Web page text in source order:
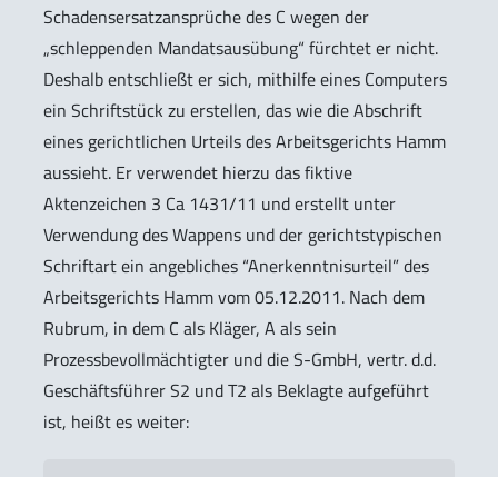
Schadensersatzansprüche des C wegen der
„schleppenden Mandatsausübung“ fürchtet er nicht.
Deshalb entschließt er sich, mithilfe eines Computers
ein Schriftstück zu erstellen, das wie die Abschrift
eines gerichtlichen Urteils des Arbeitsgerichts Hamm
aussieht. Er verwendet hierzu das fiktive
Aktenzeichen 3 Ca 1431/11 und erstellt unter
Verwendung des Wappens und der gerichtstypischen
Schriftart ein angebliches “Anerkenntnisurteil” des
Arbeitsgerichts Hamm vom 05.12.2011. Nach dem
Rubrum, in dem C als Kläger, A als sein
Prozessbevollmächtigter und die S-GmbH, vertr. d.d.
Geschäftsführer S2 und T2 als Beklagte aufgeführt
ist, heißt es weiter: